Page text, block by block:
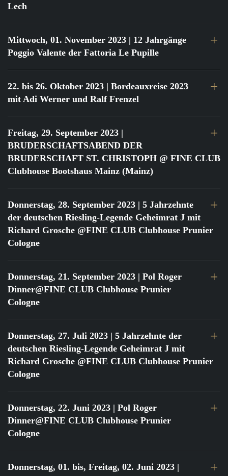
Lech
Mittwoch, 01. November 2023 | 12 Jahrgänge
Poggio Valente der Fattoria Le Pupille
22. bis 26. Oktober 2023 | Bordeauxreise 2023
mit Adi Werner und Ralf Frenzel
Freitag, 29. September 2023 |
BRUDERSCHAFTSABEND DER
BRUDERSCHAFT ST. CHRISTOPH @ FINE CLUB
Clubhouse Bootshaus Mainz (Mainz)
Donnerstag, 28. September 2023 | 5 Jahrzehnte
der deutschen Riesling-Legende Geheimrat J mit
Richard Grosche @FINE CLUB Clubhouse Prunier
Cologne
Donnerstag, 21. September 2023 | Pol Roger
Dinner@FINE CLUB Clubhouse Prunier
Cologne
Donnerstag, 27. Juli 2023 | 5 Jahrzehnte der
deutschen Riesling-Legende Geheimrat J mit
Richard Grosche @FINE CLUB Clubhouse Prunier
Cologne
Donnerstag, 22. Juni 2023 | Pol Roger
Dinner@FINE CLUB Clubhouse Prunier
Cologne
Donnerstag, 01. bis, Freitag, 02. Juni 2023 |